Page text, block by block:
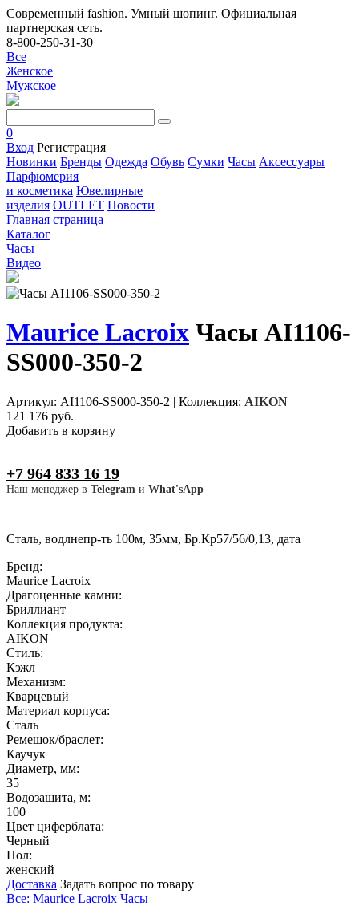
Современный fashion. Умный шопинг. Официальная
партнерская сеть.
8-800-250-31-30
Все
Женское
Мужское
0
Вход Регистрация
Новинки Бренды Одежда Обувь Сумки Часы Аксессуары
Парфюмерия
и косметика Ювелирные
изделия OUTLET Новости
Главная страница
Каталог
Часы
Видео
Maurice Lacroix Часы AI1106-
SS000-350-2
Артикул: AI1106-SS000-350-2 | Коллекция: AIKON
121 176 руб.
Добавить в корзину
+7 964 833 16 19
Наш менеджер в Telegram и What'sApp
Сталь, водлнепр-ть 100м, 35мм, Бр.Кр57/56/0,13, дата
Бренд:
Maurice Lacroix
Драгоценные камни:
Бриллиант
Коллекция продукта:
AIKON
Стиль:
Кэжл
Механизм:
Кварцевый
Материал корпуса:
Сталь
Ремешок/браслет:
Каучук
Диаметр, мм:
35
Водозащита, м:
100
Цвет циферблата:
Черный
Пол:
женский
Доставка Задать вопрос по товару
Все: Maurice Lacroix Часы